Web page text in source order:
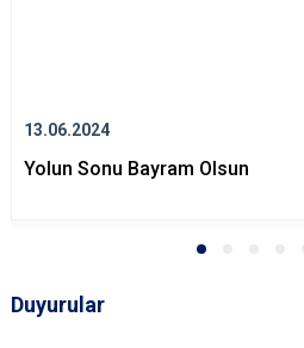
13.06.2024
Yolun Sonu Bayram Olsun
Duyurular